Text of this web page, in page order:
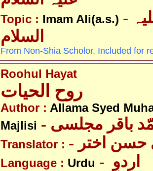
Topic : Imam Ali(a.s.) - امام علی علیہ
السلام
From Non-Shia Scholor. Included for
Roohul Hayat
Author : Allama Syed
Majlisi
باقر مجلسی
Translator : حسن اختر
Language : Urdu